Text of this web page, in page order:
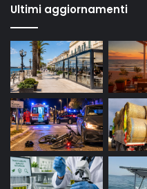
Ultimi aggiornamenti